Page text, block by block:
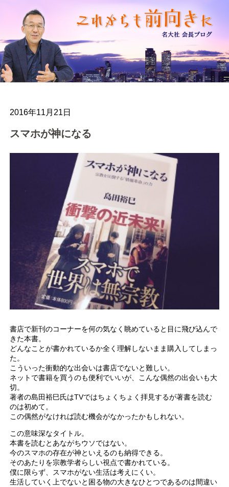
2016年11月21日
スマホが神になる
書店で新刊のコーナーを何の気なく眺めていると目に飛び込んで
きた本書。
どんなことが書かれているか全く理解しないまま購入してしまっ
た。
こういった衝動的な出会いは書店でないと難しい。
ネットで書籍を買うのも便利でいいが、こんな偶然の出会いも大
切。
著者の島田裕巳氏はTVではちょくちょく拝見するが著書を読む
のは初めて。
この偶然がなければ読む機会がなかったかもしれない。
この意味深なタイトル。
本書を読むとあながちウソではない。
今のスマホの存在が神といえるのも納得できる。
そのあたりを宗教学者らしい視点で書かれている。
僕に限らず、スマホがない生活は考えにくい。
生活していく上でないと困る物の大きなひとつであるのは間違い